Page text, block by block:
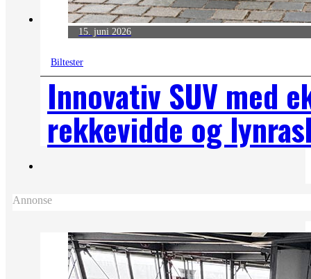
15. juni 2026
Biltester
Innovativ SUV med
rekkevidde og
Annonse